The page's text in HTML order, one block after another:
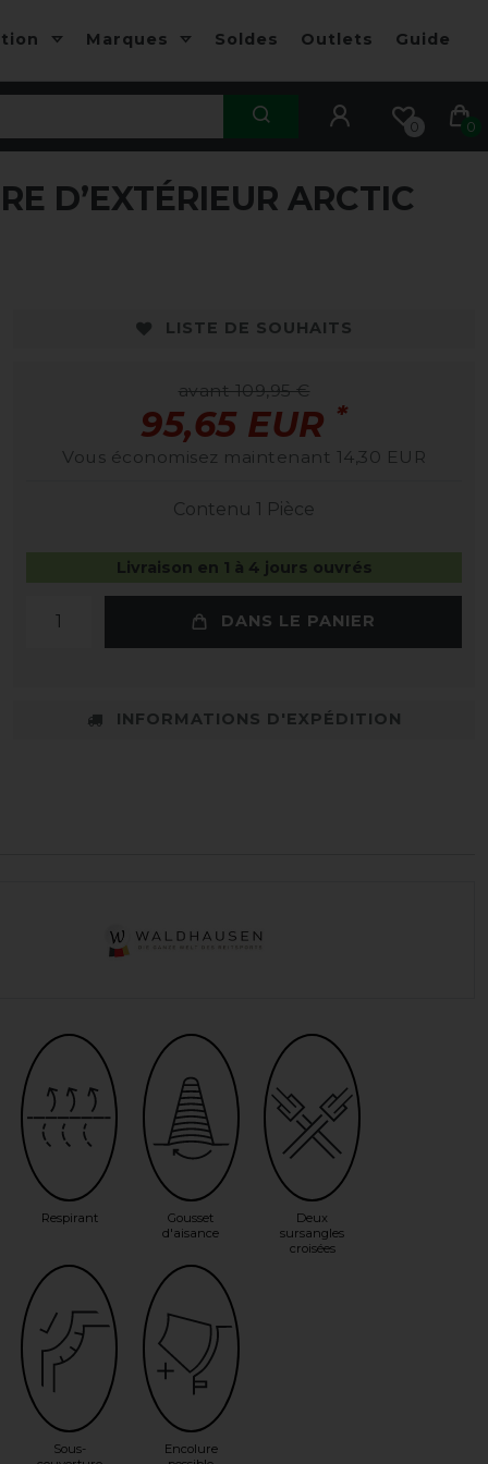
Marques Soldes Outlets Guide
0 0
D’EXTÉRIEUR ARCTIC
LISTE DE SOUHAITS
avant 109,95 €
95,65 EUR *
Vous économisez maintenant 14,30 EUR
Contenu 1 Pièce
Livraison en 1 à 4 jours ouvrés
DANS LE PANIER
INFORMATIONS D'EXPÉDITION
Respirant
Gousset
d'aisance
Deux
sursangles
croisées
Sous-
Encolure